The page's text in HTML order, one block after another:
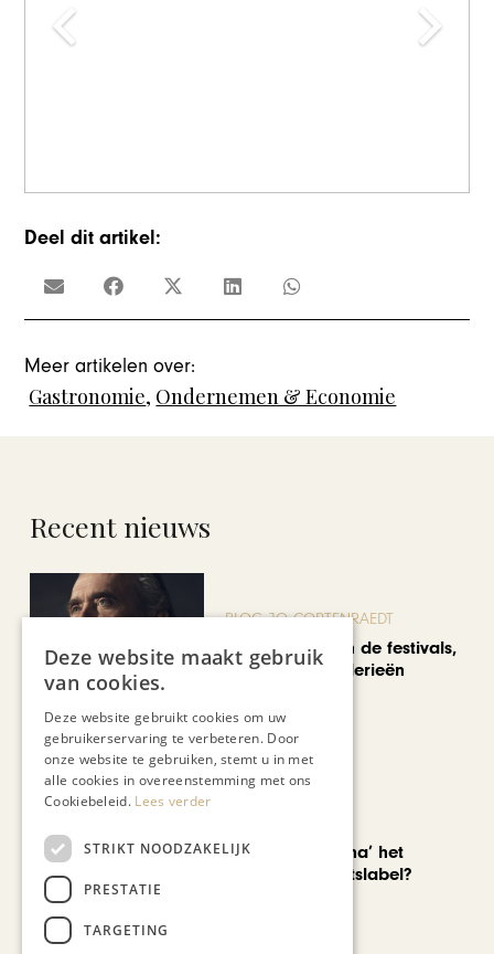
Deel dit artikel:
Meer artikelen over:
Gastronomie, Ondernemen & Economie
Recent nieuws
BLOG JO CORTENRAEDT
We verzuipen in de festivals,
feesten en braderieën
Is ‘Made in China’ het
nieuwe kwaliteitslabel?
Deze website maakt gebruik
van cookies.
Deze website gebruikt cookies om uw
gebruikerservaring te verbeteren. Door
onze website te gebruiken, stemt u in met
alle cookies in overeenstemming met ons
Cookiebeleid. Lees verder
STRIKT NOODZAKELIJK
PRESTATIE
TARGETING